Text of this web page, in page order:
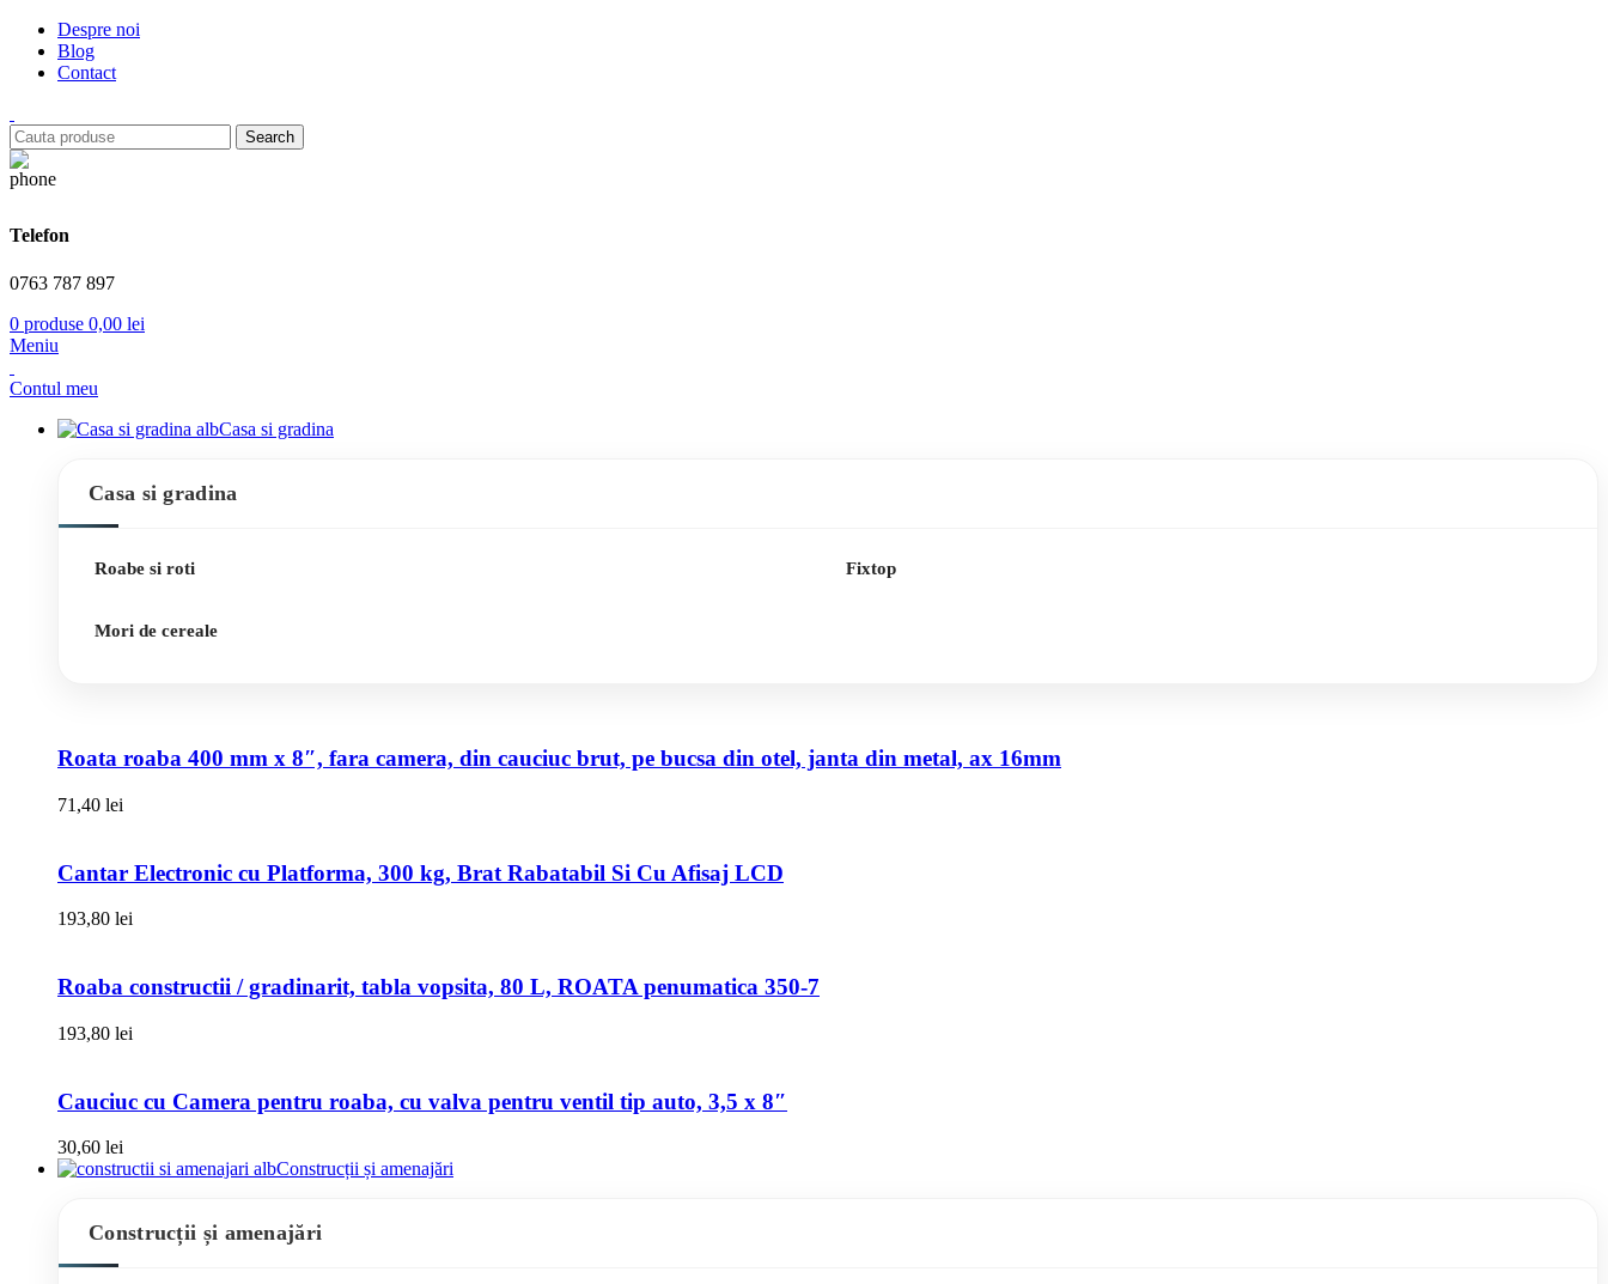
Despre noi
Blog
Contact
Search
Telefon
0763 787 897
0 produse 0,00 lei
Meniu
Contul meu
Casa si gradina
Casa si gradina
Roabe si roti
Mori de cereale
Fixtop
Roata roaba 400 mm x 8″, fara camera, din cauciuc brut, pe bucsa din otel, janta din metal, ax 16mm
71,40 lei
Cantar Electronic cu Platforma, 300 kg, Brat Rabatabil Si Cu Afisaj LCD
193,80 lei
Roaba constructii / gradinarit, tabla vopsita, 80 L, ROATA penumatica 350-7
193,80 lei
Cauciuc cu Camera pentru roaba, cu valva pentru ventil tip auto, 3,5 x 8″
30,60 lei
Construcții și amenajări
Construcții și amenajări